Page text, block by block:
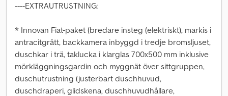
----EXTRAUTRUSTNING:
* Innovan Fiat-paket (bredare insteg (elektriskt), markis i
antracitgrått, backkamera inbyggd i tredje bromsljuset,
duschkar i trä, taklucka i klarglas 700x500 mm inklusive
mörkläggningsgardin och myggnät över sittgruppen,
duschutrustning (justerbart duschhuvud,
duschdraperi, glidskena, duschhuvudhållare,